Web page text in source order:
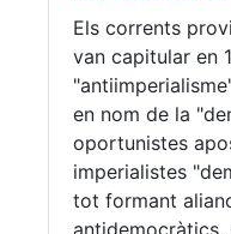
Els corrents
van capitular en
en nom de la
oportunistes
imperialistes
tot formant
antidemocràtics.